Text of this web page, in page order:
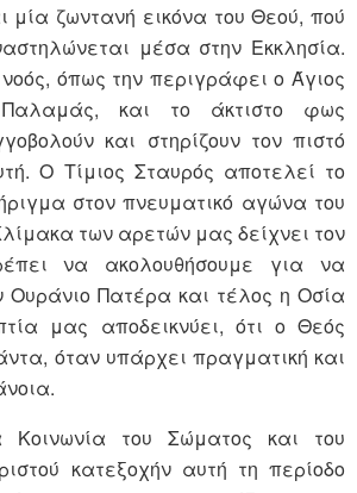
μία ζωντανή εικόνα του Θεού, πού
μέσα στην Εκκλησία.
όπως την περιγράφει ο Άγιος
και το άκτιστο φως
και στηρίζουν τον πιστό
Ο Τίμιος Σταυρός αποτελεί το
στον πνευματικό αγώνα του
των αρετών μας δείχνει τον
να ακολουθήσουμε για να
Πατέρα και τέλος η Οσία
μας αποδεικνύει, ότι ο Θεός
όταν υπάρχει πραγματική και
του Σώματος και του
κατεξοχήν αυτή τη περίοδο